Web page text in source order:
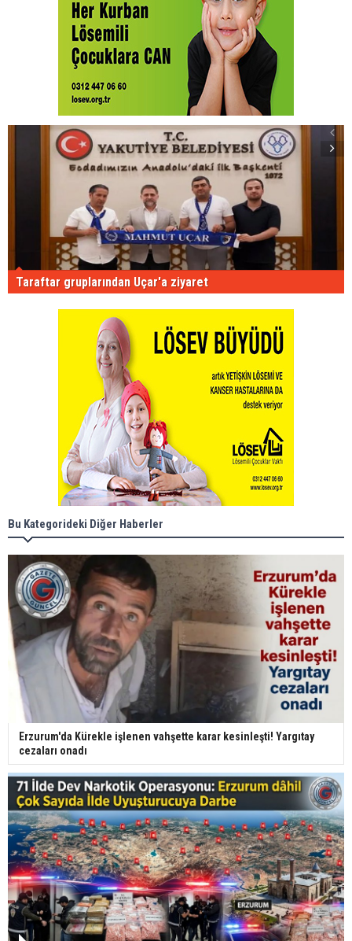
Taraftar gruplarından Uçar'a ziyaret
Bu Kategorideki Diğer Haberler
Erzurum'da Kürekle işlenen vahşette karar kesinleşti! Yargıtay
cezaları onadı